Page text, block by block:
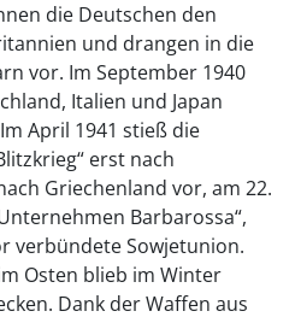
die Deutschen den
und drangen in die
vor. Im September 1940
Italien und Japan
April 1941 stieß die
erst nach
Griechenland vor, am 22.
Barbarossa“,
verbündete Sowjetunion.
Osten blieb im Winter
Dank der Waffen aus